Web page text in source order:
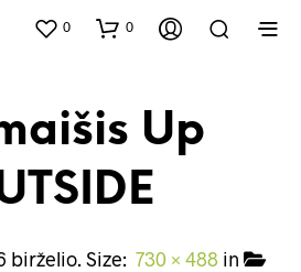
0 0
Up
birželio. Size: 730 × 488 in